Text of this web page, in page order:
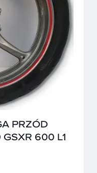
PRZÓD
600 L1